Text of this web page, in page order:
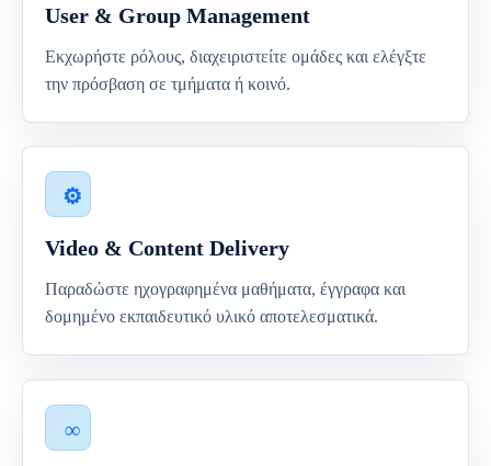
User & Group Management
Εκχωρήστε ρόλους, διαχειριστείτε ομάδες και ελέγξτε
την πρόσβαση σε τμήματα ή κοινό.
Video & Content Delivery
Παραδώστε ηχογραφημένα μαθήματα, έγγραφα και
δομημένο εκπαιδευτικό υλικό αποτελεσματικά.